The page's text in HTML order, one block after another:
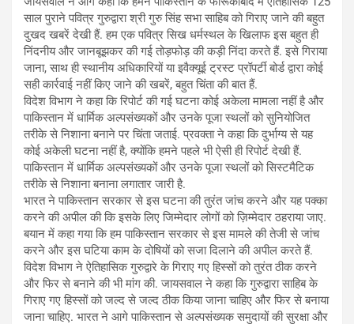
साल पुराने पवित्र गुरुद्वारा श्री गुरु सिंह सभा साहिब को गिराए जाने की बहुत
दुखद खबरें देखी हैं. हम एक पवित्र सिख धर्मस्थल के खिलाफ इस बहुत ही
निंदनीय और जानबूझकर की गई तोड़फोड़ की कड़ी निंदा करते हैं. इसे गिराया
जाना, साथ ही स्थानीय अधिकारियों या इवैक्यूई ट्रस्ट प्रॉपर्टी बोर्ड द्वारा कोई
सही कार्रवाई नहीं किए जाने की खबरें, बहुत चिंता की बात हैं.
विदेश विभाग ने कहा कि रिपोर्ट की गई घटना कोई अकेला मामला नहीं है और
पाकिस्तान में धार्मिक अल्पसंख्यकों और उनके पूजा स्थलों को सुनियोजित
तरीके से निशाना बनाने पर चिंता जताई. प्रवक्ता ने कहा कि दुर्भाग्य से यह
कोई अकेली घटना नहीं है, क्योंकि हमने पहले भी ऐसी ही रिपोर्ट देखी हैं.
पाकिस्तान में धार्मिक अल्पसंख्यकों और उनके पूजा स्थलों को सिस्टमैटिक
तरीके से निशाना बनाना लगातार जारी है.
भारत ने पाकिस्तान सरकार से इस घटना की तुरंत जांच करने और यह पक्का
करने की अपील की कि इसके लिए जिम्मेदार लोगों को ज़िम्मेदार ठहराया जाए.
बयान में कहा गया कि हम पाकिस्तान सरकार से इस मामले की तेजी से जांच
करने और इस घटिया काम के दोषियों को सजा दिलाने की अपील करते हैं.
विदेश विभाग ने ऐतिहासिक गुरुद्वारे के गिराए गए हिस्सों को तुरंत ठीक करने
और फिर से बनाने की भी मांग की. जायसवाल ने कहा कि गुरुद्वारा साहिब के
गिराए गए हिस्सों को जल्द से जल्द ठीक किया जाना चाहिए और फिर से बनाया
जाना चाहिए. भारत ने आगे पाकिस्तान से अल्पसंख्यक समुदायों की सुरक्षा और